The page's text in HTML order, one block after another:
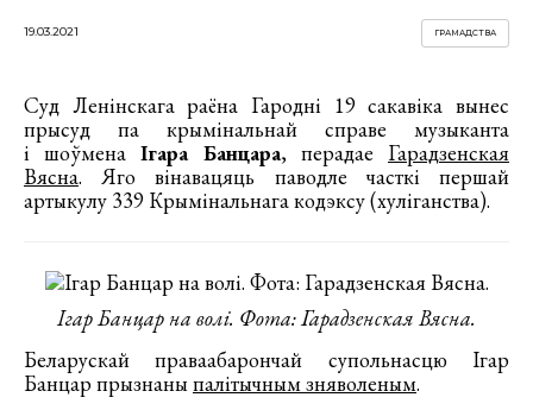
19.03.2021 ГРАМАДСТВА
Суд Ленінскага раёна Гародні 19 сакавіка вынес
прысуд па крымінальнай справе музыканта
і шоўменаІгара Банцара, перадаеГарадзенская
Вясна. Яго вінавацяць паводле часткі першай
артыкулу 339 Крымінальнага кодэксу (хуліганства).
Ігар Банцар на волі. Фота: Гарадзенская Вясна.
Беларускай праваабарончай супольнасцю Ігар
Банцар прызнаныпалітычным зняволеным.